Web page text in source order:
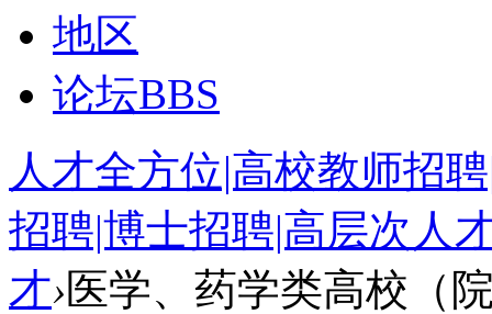
地区
论坛BBS
人才全方位|高校教师招
招聘|博士招聘|高层次人
才›医学、药学类高校（